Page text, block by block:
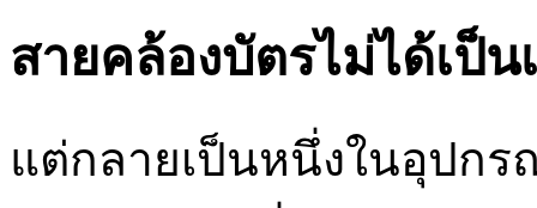
สายคล้องบัตรไม่ได้เป็
แต่กลายเป็นหนึ่งในอุปก